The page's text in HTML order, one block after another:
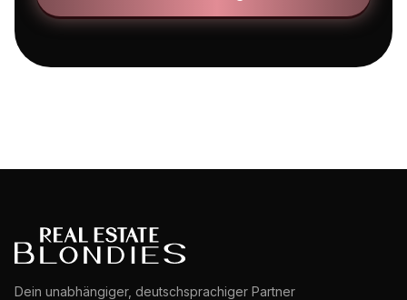
Dein unabhängiger, deutschsprachiger Partner